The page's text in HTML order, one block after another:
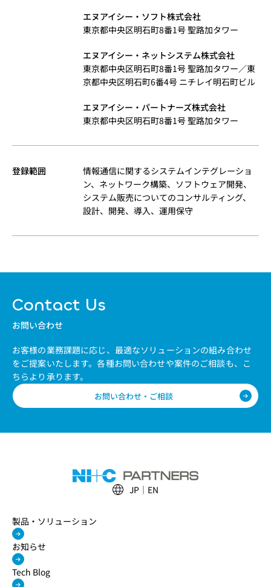
エヌアイシー・ソフト株式会社
東京都中央区明石町8番1号 聖路加タワー
エヌアイシー・ネットシステム株式会社
東京都中央区明石町8番1号 聖路加タワー／東
京都中央区明石町6番4号 ニチレイ明石町ビル
エヌアイシー・パートナーズ株式会社
東京都中央区明石町8番1号 聖路加タワー
登録範囲
情報通信に関するシステムインテグレーショ
ン、ネットワーク構築、ソフトウェア開発、
システム販売についてのコンサルティング、
設計、開発、導入、運用保守
Contact Us
お問い合わせ
お客様の業務課題に応じ、最適なソリューションの組み合わせ
をご提案いたします。各種お問い合わせや案件のご相談も、こ
ちらより承ります。
お問い合わせ・ご相談
JP EN
製品・ソリューション
お知らせ
Tech Blog